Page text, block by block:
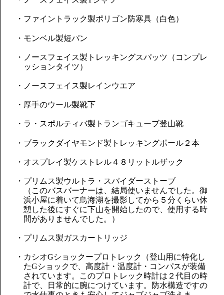
・ファイントラック製ポリゴン防寒具（白色）
・モンベル製短パン
・ノースフェイス製トレッキングスパッツ（コンプレ
ッションタイツ）
・ノースフェイス製レインウエア
・厚手のウール製靴下
・ラ・スポルティバ製トランゴキューブ登山靴
・ブラックダイヤモンド製トレッキングポール２本
・オスプレイ製ケストレル４８リットルザック
・プリムス製ウルトラ・スパイダーストーブ
（このバスバーナーは、結局使いませんでした。御
浜小屋に着いて鳥海湖を撮影してから５分くらい休
憩した後にすぐに下山を開始したので、使用する時
間がありませんでした。）
・プリムス製ガスカートリッジ
・カシオGショックープロトレック（登山用に特化し
たGショックで、高度計・温度計・コンパスが装備
されています。このプロトレック時計は２代目の時
計で、日常的に腕につけています。防水構造ですの